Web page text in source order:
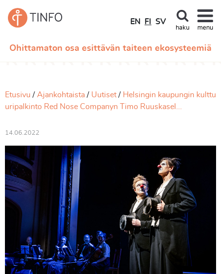
Ohittamaton osa esittävän taiteen ekosysteemiä
EN FI SV
haku menu
Etusivu Ajankohtaista Uutiset
Helsingin kaupungin kulttu
uripalkinto Red Nose Companyn Timo Ruuskasel...
14.06.2022